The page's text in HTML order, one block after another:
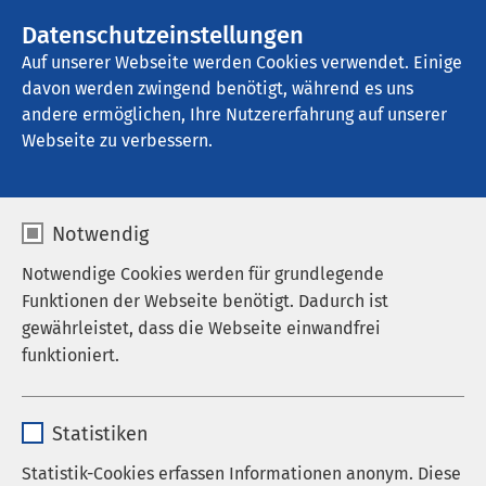
Datenschutzeinstellungen
Auf unserer Webseite werden Cookies verwendet. Einige
davon werden zwingend benötigt, während es uns
andere ermöglichen, Ihre Nutzererfahrung auf unserer
Webseite zu verbessern.
Notwendig
Notwendige Cookies werden für grundlegende
Funktionen der Webseite benötigt. Dadurch ist
gewährleistet, dass die Webseite einwandfrei
funktioniert.
Anbieter sgalinski
Statistiken
Statistik-Cookies erfassen Informationen anonym. Diese
AMEOS Klinikum Lübeck - Klinik für
Abhängigkeitserkrankungen
01.09.2025 AMEOS Gruppe
AMEOS Update zur
34 DSGVO